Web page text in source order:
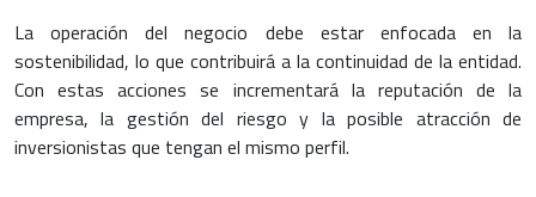
La operación del negocio debe estar enfocada en la
sostenibilidad, lo que contribuirá a la continuidad de la entidad.
Con estas acciones se incrementará la reputación de la
empresa, la gestión del riesgo y la posible atracción de
inversionistas que tengan el mismo perfil.